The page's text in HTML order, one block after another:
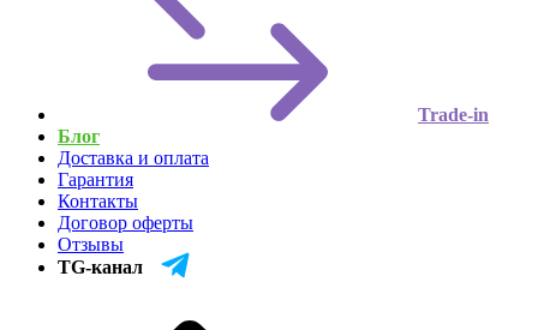
Trade-in
Блог
Доставка и оплата
Гарантия
Контакты
Договор оферты
Отзывы
TG-канал